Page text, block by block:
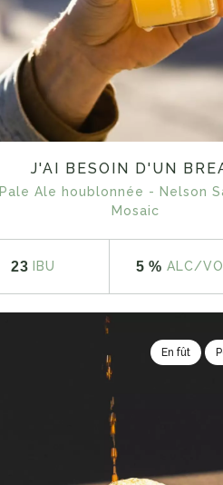
J'AI BESOIN D'UN
Pale Ale houblonnée - Nelson
Mosaic
23 IBU 5 % ALC/
En fût